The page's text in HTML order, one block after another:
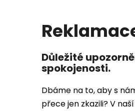
Důležité
spokojenosti.
Dbáme na to, aby s
přece jen zkazili? V